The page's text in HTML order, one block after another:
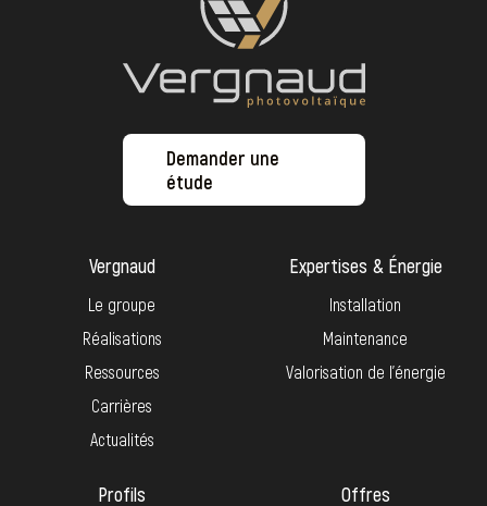
Demander une
étude
Vergnaud
Le groupe
Réalisations
Ressources
Carrières
Actualités
Expertises & Énergie
Installation
Maintenance
Valorisation de l’énergie
Profils Offres